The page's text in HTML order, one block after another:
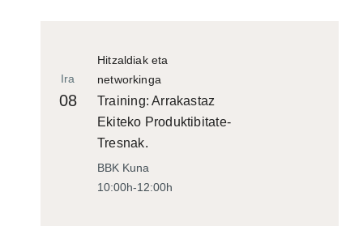
Hitzaldiak eta
networkinga
Ira
08
Training: Arrakastaz
Ekiteko Produktibitate-
Tresnak.
BBK Kuna
10:00h-12:00h